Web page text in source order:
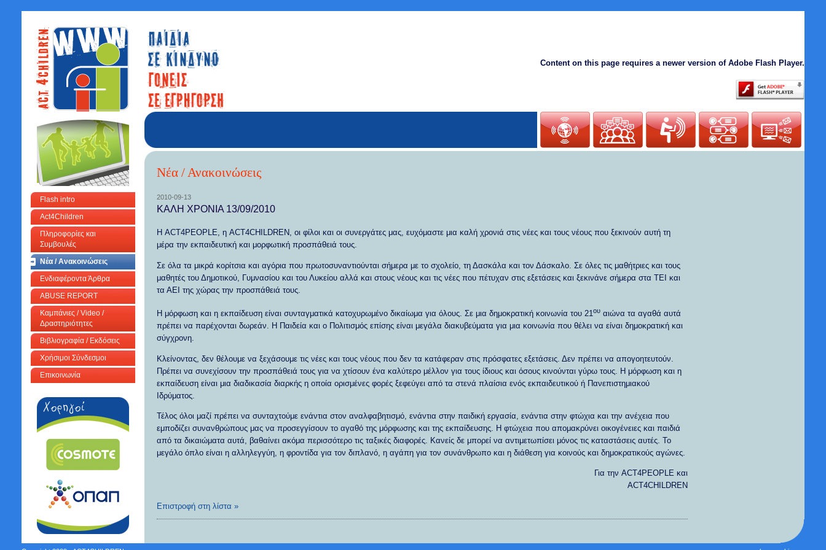
Flash intro
Act4Children
Πληροφορίες και
Συμβουλές
Νέα / Ανακοινώσεις
Ενδιαφέροντα Άρθρα
ABUSE REPORT
Καμπάνιες / Video /
Δραστηριότητες
Βιβλιογραφία / Εκδόσεις
Χρήσιμοι Σύνδεσμοι
Επικοινωνία
Content on this page requires a newer version of Adobe Flash Player.
Νέα / Ανακοινώσεις
2010-09-13
ΚΑΛΗ ΧΡΟΝΙΑ 13/09/2010
Η ACT4PEOPLE, η ACT4CHILDREN, οι φίλοι και οι συνεργάτες μας, ευχόμαστε μια καλή χρονιά στις νέες και τους νέους που ξεκινούν αυτή τη
μέρα την εκπαιδευτική και μορφωτική προσπάθειά τους.
Σε όλα τα μικρά κορίτσια και αγόρια που πρωτοσυναντιούνται σήμερα με το σχολείο, τη Δασκάλα και τον Δάσκαλο. Σε όλες τις μαθήτριες και τους
μαθητές του Δημοτικού, Γυμνασίου και του Λυκείου αλλά και στους νέους και τις νέες που πέτυχαν στις εξετάσεις και ξεκινάνε σήμερα στα ΤΕΙ και
τα ΑΕΙ της χώρας την προσπάθειά τους.
Η μόρφωση και η εκπαίδευση είναι συνταγματικά κατοχυρωμένο δικαίωμα για όλους. Σε μια δημοκρατική κοινωνία του 21ουαιώνα τα αγαθά αυτά
πρέπει να παρέχονται δωρεάν. Η Παιδεία και ο Πολιτισμός επίσης είναι μεγάλα διακυβεύματα για μια κοινωνία που θέλει να είναι δημοκρατική και
σύγχρονη.
Κλείνοντας, δεν θέλουμε να ξεχάσουμε τις νέες και τους νέους που δεν τα κατάφεραν στις πρόσφατες εξετάσεις. Δεν πρέπει να απογοητευτούν.
Πρέπει να συνεχίσουν την προσπάθειά τους για να χτίσουν ένα καλύτερο μέλλον για τους ίδιους και όσους κινούνται γύρω τους. Η μόρφωση και η
εκπαίδευση είναι μια διαδικασία διαρκής η οποία ορισμένες φορές ξεφεύγει από τα στενά πλαίσια ενός εκπαιδευτικού ή Πανεπιστημιακού
Ιδρύματος.
Τέλος όλοι μαζί πρέπει να συνταχτούμε ενάντια στον αναλφαβητισμό, ενάντια στην παιδική εργασία, ενάντια στην φτώχια και την ανέχεια που
εμποδίζει συνανθρώπους μας να προσεγγίσουν το αγαθό της μόρφωσης και της εκπαίδευσης. Η φτώχεια που απομακρύνει οικογένειες και παιδιά
από τα δικαιώματα αυτά, βαθαίνει ακόμα περισσότερο τις ταξικές διαφορές. Κανείς δε μπορεί να αντιμετωπίσει μόνος τις καταστάσεις αυτές. Το
μεγάλο όπλο είναι η αλληλεγγύη, η φροντίδα για τον διπλανό, η αγάπη για τον συνάνθρωπο και η διάθεση για κοινούς και δημοκρατικούς αγώνες.
Για την ACT4PEOPLE και
ACT4CHILDREN
Επιστροφή στη λίστα »